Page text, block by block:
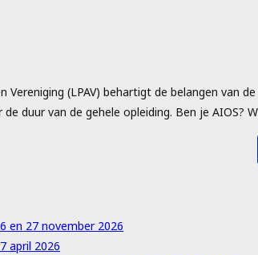
(LPAV) behartigt de belangen van
de duur van de gehele opleiding. Ben je AIOS?
en 27 november 2026
april 2026